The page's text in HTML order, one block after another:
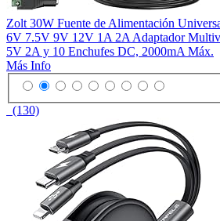
Zolt 30W Fuente de Alimentación
6V 7.5V 9V 12V 1A 2A Adaptador
5V 2A y 10 Enchufes DC, 2000mA Máx.
Más Info
(130)